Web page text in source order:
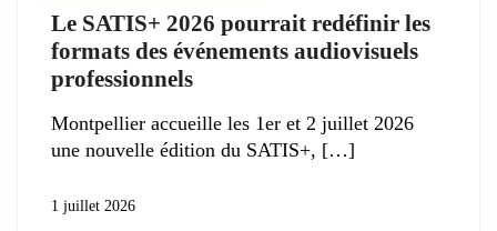
Le SATIS+ 2026 pourrait redéfinir les
formats des événements audiovisuels
professionnels
Montpellier accueille les 1er et 2 juillet 2026
une nouvelle édition du SATIS+,
1 juillet 2026